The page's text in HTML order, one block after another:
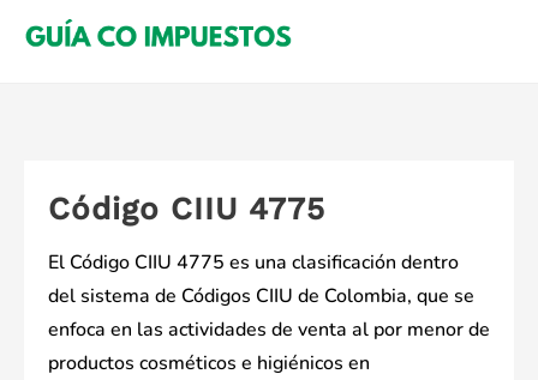
Código CIIU 4775
El Código CIIU 4775 es una clasificación dentro
del sistema de Códigos CIIU de Colombia, que se
enfoca en las actividades de venta al por menor de
productos cosméticos e higiénicos en